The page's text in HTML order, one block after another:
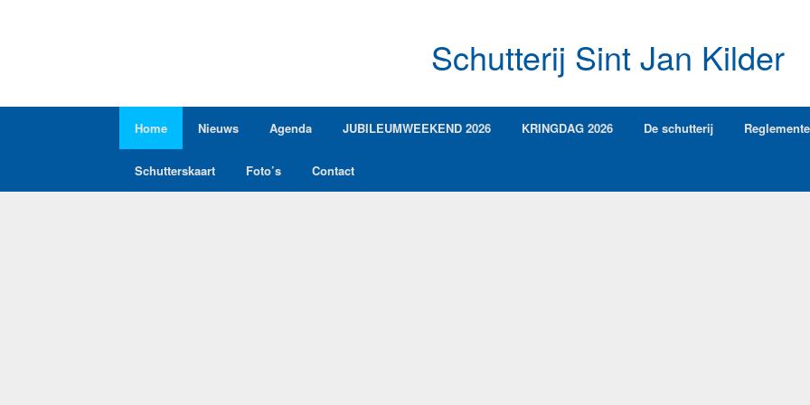
Schutterij Sint Jan Kilder
Home Nieuws Agenda JUBILEUMWEEKEND 2026 KRINGDAG 2026 De schutterij
Schutterskaart Foto’s Contact